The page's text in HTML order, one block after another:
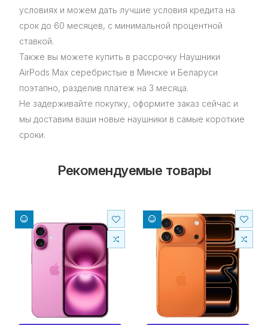
условиях и можем дать лучшие условия кредита на
срок до 60 месяцев, с минимальной процентной
ставкой.
Также вы можете купить в рассрочку Наушники
AirPods Max серебристые в Минске и Беларуси
поэтапно, разделив платеж на 3 месяца.
Не задерживайте покупку, оформите заказ сейчас и
мы доставим ваши новые наушники в самые короткие
сроки.
Рекомендуемые товары